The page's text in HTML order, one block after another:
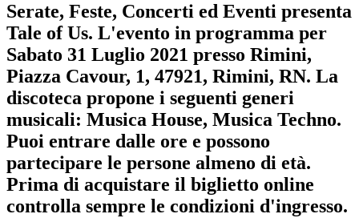
Serate, Feste, Concerti ed Eventi presenta
Tale of Us. L'evento in programma per
Sabato 31 Luglio 2021 presso Rimini,
Piazza Cavour, 1, 47921, Rimini, RN. La
discoteca propone i seguenti generi
musicali: Musica House, Musica Techno.
Puoi entrare dalle ore e possono
partecipare le persone almeno di età.
Prima di acquistare il biglietto online
controlla sempre le condizioni d'ingresso.